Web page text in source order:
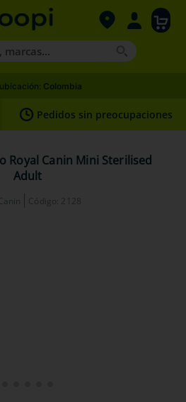
Colombia
Pedidos sin preocupaciones
Royal Canin Mini Sterilised
Adult
Código: 2128